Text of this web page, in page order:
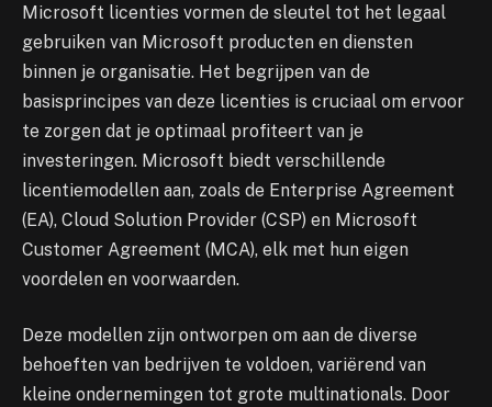
Microsoft licenties vormen de sleutel tot het legaal
gebruiken van Microsoft producten en diensten
binnen je organisatie. Het begrijpen van de
basisprincipes van deze licenties is cruciaal om ervoor
te zorgen dat je optimaal profiteert van je
investeringen. Microsoft biedt verschillende
licentiemodellen aan, zoals de Enterprise Agreement
(EA), Cloud Solution Provider (CSP) en Microsoft
Customer Agreement (MCA), elk met hun eigen
voordelen en voorwaarden.
Deze modellen zijn ontworpen om aan de diverse
behoeften van bedrijven te voldoen, variërend van
kleine ondernemingen tot grote multinationals. Door